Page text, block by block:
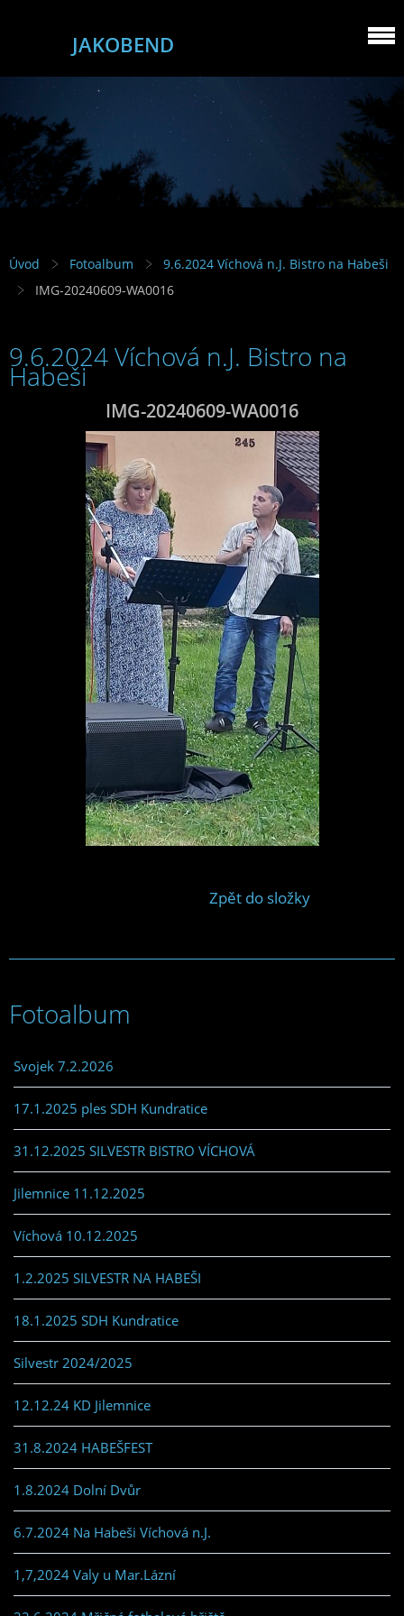
JAKOBEND
Úvod Fotoalbum
9.6.2024 Víchová n.J. Bistro na Habeši
IMG-20240609-WA0016
9.6.2024 Víchová n.J. Bistro na
Habeši
IMG-20240609-WA0016
Zpět do složky
Fotoalbum
Svojek 7.2.2026
17.1.2025 ples SDH Kundratice
31.12.2025 SILVESTR BISTRO VÍCHOVÁ
Jilemnice 11.12.2025
Víchová 10.12.2025
1.2.2025 SILVESTR NA HABEŠI
18.1.2025 SDH Kundratice
Silvestr 2024/2025
12.12.24 KD Jilemnice
31.8.2024 HABEŠFEST
1.8.2024 Dolní Dvůr
6.7.2024 Na Habeši Víchová n.J.
1,7,2024 Valy u Mar.Lázní